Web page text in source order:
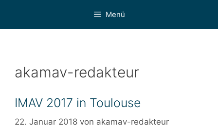
springen
Menü
akamav-redakteur
IMAV 2017 in Toulouse
22. Januar 2018 von akamav-redakteur